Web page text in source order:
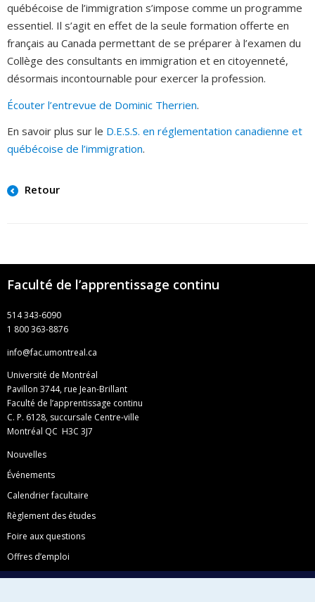
québécoise de l’immigration s’impose comme un programme
essentiel. Il s’agit en effet de la seule formation offerte en
français au Canada permettant de se préparer à l’examen du
Collège des consultants en immigration et en citoyenneté,
désormais incontournable pour exercer la profession.
Écouter l’entrevue de Dominic Therrien.
En savoir plus sur le D.E.S.S. en réglementation canadienne et
québécoise de l’immigration.
Retour
Faculté de l’apprentissage continu
514 343-6090
1 800 363-8876
info@fac.umontreal.ca
Université de Montréal
Pavillon 3744, rue Jean-Brillant
Faculté de l’apprentissage continu
C. P. 6128, succursale Centre-ville
Montréal QC H3C 3J7
Nouvelles
Événements
Calendrier facultaire
Règlement des études
Foire aux questions
Offres d’emploi
Facebook